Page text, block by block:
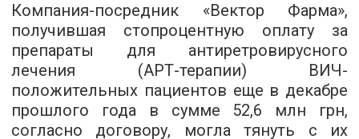
Компания-посредник «Вектор Фарма»,
получившая стопроцентную оплату за
препараты для антиретровирусного
лечения (АРТ-терапии) ВИЧ-
положительных пациентов еще в декабре
прошлого года в сумме 52,6 млн грн,
согласно договору, могла тянуть с их